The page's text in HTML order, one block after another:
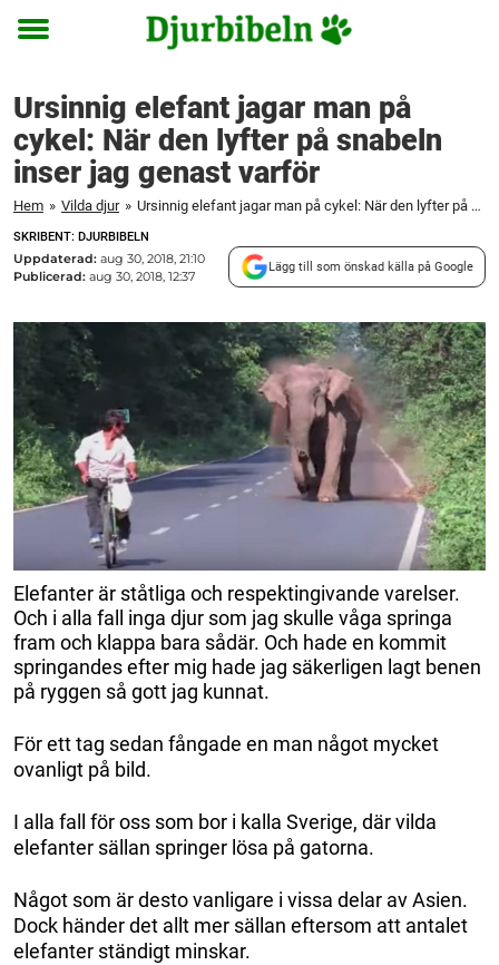
Toggle
Ursinnig elefant jagar man på
cykel: När den lyfter på snabeln
inser jag genast varför
Hem » Vilda djur » Ursinnig elefant jagar man på cykel: När den lyfter på snabeln inser jag genast varför
SKRIBENT: DJURBIBELN
Uppdaterad: aug 30, 2018, 21:10
Publicerad: aug 30, 2018, 12:37
Lägg till som önskad källa på Google
Elefanter är ståtliga och respektingivande varelser.
Och i alla fall inga djur som jag skulle våga springa
fram och klappa bara sådär. Och hade en kommit
springandes efter mig hade jag säkerligen lagt benen
på ryggen så gott jag kunnat.
För ett tag sedan fångade en man något mycket
ovanligt på bild.
I alla fall för oss som bor i kalla Sverige, där vilda
elefanter sällan springer lösa på gatorna.
Något som är desto vanligare i vissa delar av Asien.
Dock händer det allt mer sällan eftersom att antalet
elefanter ständigt minskar.